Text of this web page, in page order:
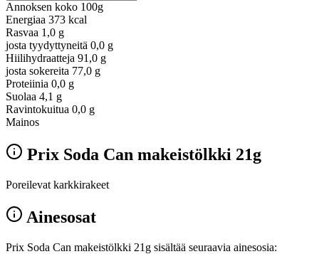
Annoksen koko 100g
Energiaa 373 kcal
Rasvaa 1,0 g
josta tyydyttyneitä 0,0 g
Hiilihydraatteja 91,0 g
josta sokereita 77,0 g
Proteiinia 0,0 g
Suolaa 4,1 g
Ravintokuitua 0,0 g
Mainos
Prix Soda Can makeistölkki 21g
Poreilevat karkkirakeet
Ainesosat
Prix Soda Can makeistölkki 21g sisältää seuraavia ainesosia: